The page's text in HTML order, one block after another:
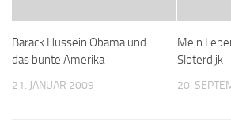
Barack Hussein Obama und
das bunte Amerika
21. JANUAR 2009
Mein
Sloterdijk
20.